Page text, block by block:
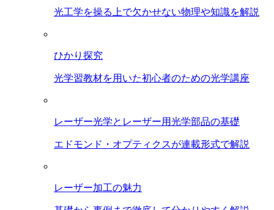
光工学を操る上で欠かせない物理や知識を解説
ひかり探究
光学習教材を用いた初心者のための光学講座
レーザー光学とレーザー用光学部品の基礎
エドモンド・オプティクスが連載形式で解説
レーザー加工の魅力